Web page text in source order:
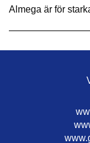
Almega är för